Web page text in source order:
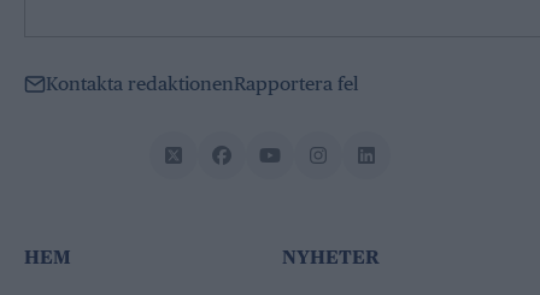
Kontakta redaktionenRapportera fel
HEM NYHETER